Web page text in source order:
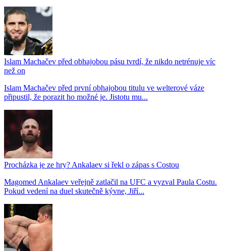
Islam Machačev před obhajobou pásu tvrdí, že nikdo netrénuje víc
než on
Islam Machačev před první obhajobou titulu ve welterové váze
připustil, že porazit ho možné je. Jistotu mu...
Procházka je ze hry? Ankalaev si řekl o zápas s Costou
Magomed Ankalaev veřejně zatlačil na UFC a vyzval Paula Costu.
Pokud vedení na duel skutečně kývne, Jiří...